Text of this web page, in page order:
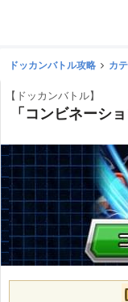
ドッカンバトル攻略 カ
【ドッカンバトル】
「コンビネーシ